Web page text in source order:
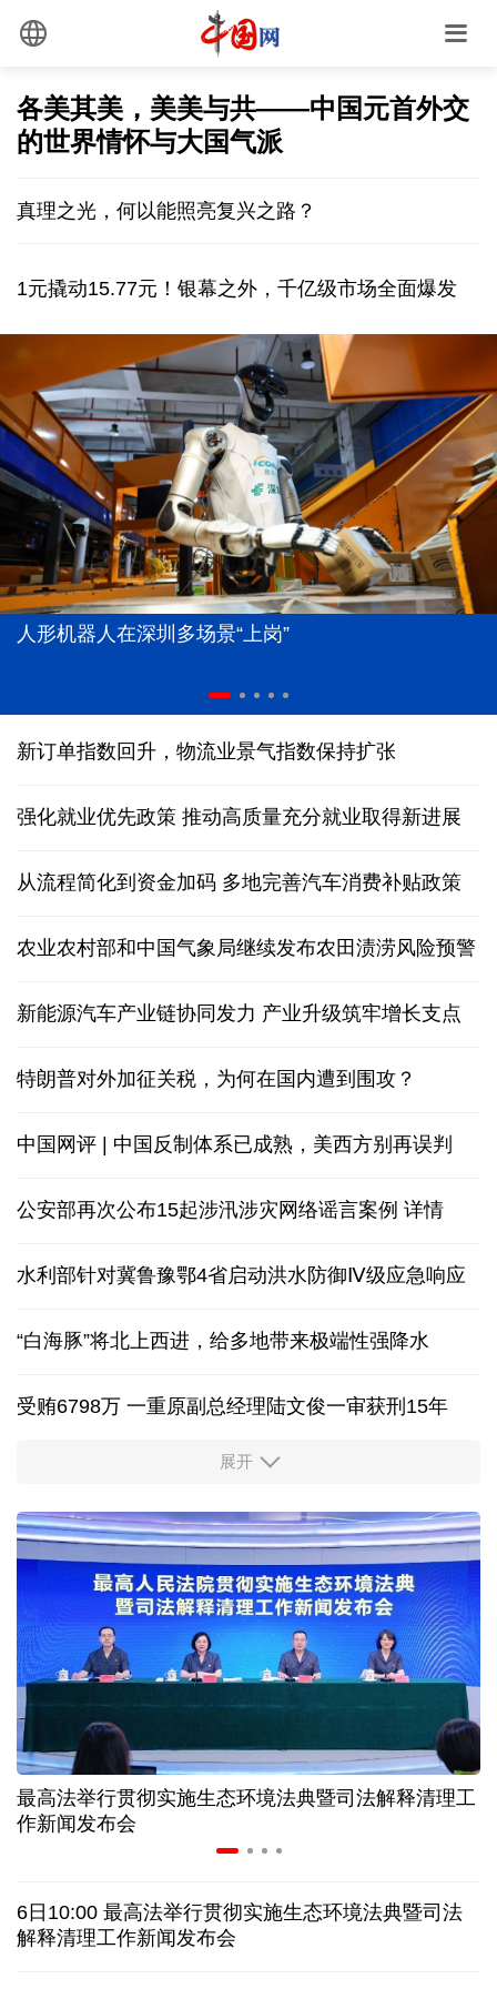
各美其美，美美与共——中国元首外交
的世界情怀与大国气派
真理之光，何以能照亮复兴之路？
1元撬动15.77元！银幕之外，千亿级市场全面爆发
人形机器人在深圳多场景“上岗”
新订单指数回升，物流业景气指数保持扩张
强化就业优先政策 推动高质量充分就业取得新进展
从流程简化到资金加码 多地完善汽车消费补贴政策
农业农村部和中国气象局继续发布农田渍涝风险预警
新能源汽车产业链协同发力 产业升级筑牢增长支点
特朗普对外加征关税，为何在国内遭到围攻？
中国网评 | 中国反制体系已成熟，美西方别再误判
公安部再次公布15起涉汛涉灾网络谣言案例 详情
水利部针对冀鲁豫鄂4省启动洪水防御Ⅳ级应急响应
“白海豚”将北上西进，给多地带来极端性强降水
受贿6798万 一重原副总经理陆文俊一审获刑15年
从中国空调热销欧洲，看中国制造惠及全球
二季度中国清洁能源建设景气指数处于较景气区间
服贸会进入倒计时一个月 180余项创新成果将发布
非必要不乱花 医保个人账户里的钱如何用在刀刃上
"校园贷"换上"新马甲" 警惕暑假期间网络消费陷阱
2026暑期档票房破85亿 已连续30天单日票房破亿
探访泰缅“死亡铁路”，见证日本军国主义侵略罪行
展开
最高法举行贯彻实施生态环境法典暨司法解释清理工
作新闻发布会
6日10:00 最高法举行贯彻实施生态环境法典暨司法
解释清理工作新闻发布会